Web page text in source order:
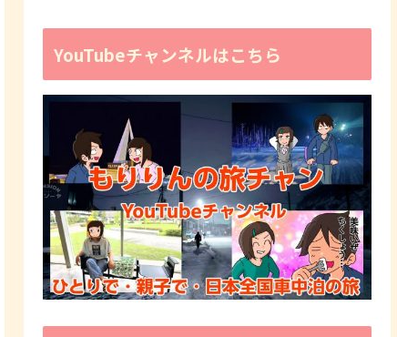
YouTubeチャンネルはこちら